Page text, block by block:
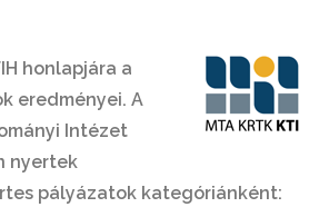
honlapjára a
eredményei. A
Intézet
nyertek
pályázatok kategóriánként: